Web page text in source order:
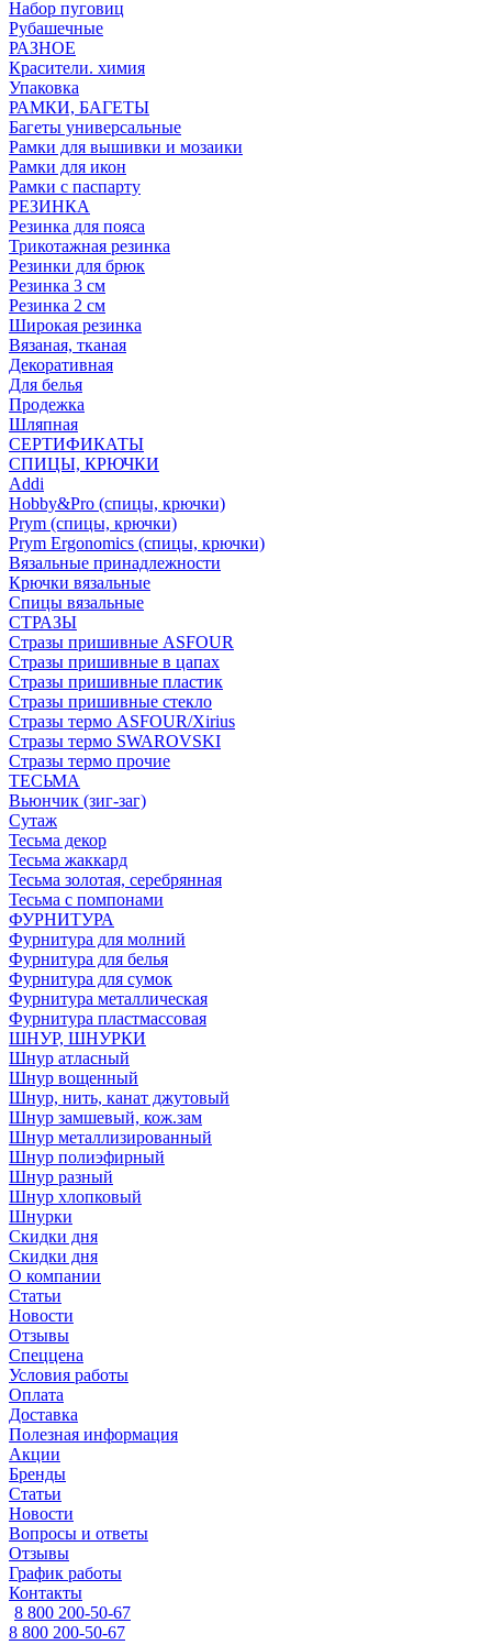
Набор пуговиц
Рубашечные
РАЗНОЕ
Красители. химия
Упаковка
РАМКИ, БАГЕТЫ
Багеты универсальные
Рамки для вышивки и мозаики
Рамки для икон
Рамки с паспарту
РЕЗИНКА
Резинка для пояса
Трикотажная резинка
Резинки для брюк
Резинка 3 см
Резинка 2 см
Широкая резинка
Вязаная, тканая
Декоративная
Для белья
Продежка
Шляпная
СЕРТИФИКАТЫ
СПИЦЫ, КРЮЧКИ
Addi
Hobby&Pro (спицы, крючки)
Prym (спицы, крючки)
Prym Ergonomics (спицы, крючки)
Вязальные принадлежности
Крючки вязальные
Спицы вязальные
СТРАЗЫ
Стразы пришивные ASFOUR
Стразы пришивные в цапах
Стразы пришивные пластик
Стразы пришивные стекло
Стразы термо ASFOUR/Xirius
Стразы термо SWAROVSKI
Стразы термо прочие
ТЕСЬМА
Вьюнчик (зиг-заг)
Сутаж
Тесьма декор
Тесьма жаккард
Тесьма золотая, серебрянная
Тесьма с помпонами
ФУРНИТУРА
Фурнитура для молний
Фурнитура для белья
Фурнитура для сумок
Фурнитура металлическая
Фурнитура пластмассовая
ШНУР, ШНУРКИ
Шнур атласный
Шнур вощенный
Шнур, нить, канат джутовый
Шнур замшевый, кож.зам
Шнур металлизированный
Шнур полиэфирный
Шнур разный
Шнур хлопковый
Шнурки
Скидки дня
Скидки дня
О компании
Статьи
Новости
Отзывы
Спеццена
Условия работы
Оплата
Доставка
Полезная информация
Акции
Бренды
Статьи
Новости
Вопросы и ответы
Отзывы
График работы
Контакты
8 800 200-50-67
8 800 200-50-67